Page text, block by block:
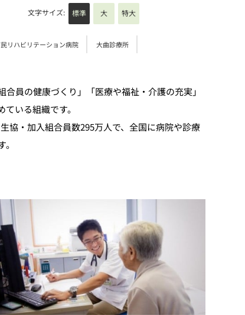
リハビリテーション病院 大曲診療所
文字サイズ: 標準 大 特大
員の健康づくり」「医療や福祉・介護の充実」
いる組織です。
協・加入組合員数295万人で、全国に病院や診療